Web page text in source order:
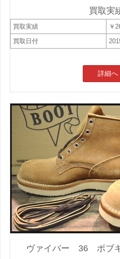
買取実
買取実績
￥
買取日付
詳細へ
ヴァイバー 36 ボブ